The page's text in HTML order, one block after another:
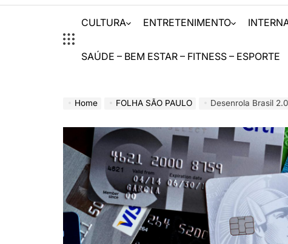
CULTURA ENTRETENIMENTO
SAÚDE – BEM ESTAR – FITNESS – ESPORTE
Home FOLHA SÃO PAULO Desenrola Brasil 2.0